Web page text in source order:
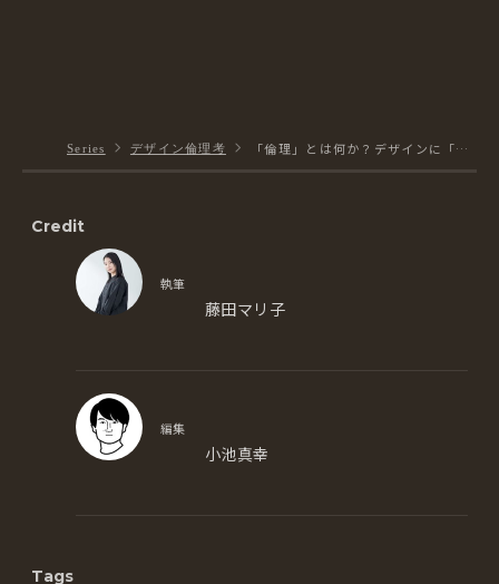
Series デザイン倫理考 「倫理」とは何か？デザインに「普遍的価値」を埋め込むために——倫理学者・児玉聡【連載】デザイン倫理考 #2
Credit
執筆
藤田マリ子
esを創業。書籍やウェブ媒体のコンテンツ制作、
ブランディング・マーケティング・採用広報支援
編集
小池真幸
Tags